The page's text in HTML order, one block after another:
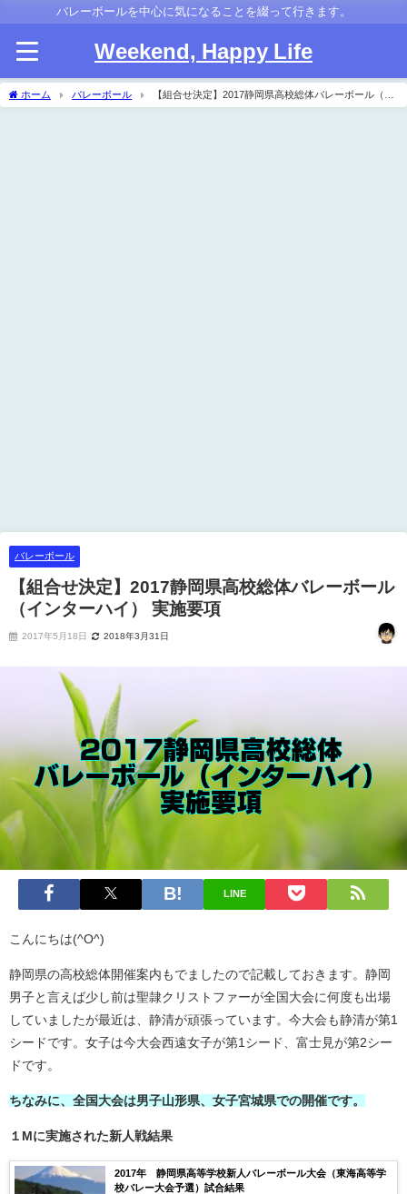
バレーボールを中心に気になることを綴って行きます。
Weekend, Happy Life
ホーム バレーボール
【組合せ決定】2017静岡県高校総体バレーボール（イ
ンターハイ） 実施要項
バレーボール
【組合せ決定】2017静岡県高校総体バレーボール
（インターハイ） 実施要項
2017年5月18日 2018年3月31日
LINE
こんにちは(^O^)
静岡県の高校総体開催案内もでましたので記載しておきます。静岡
男子と言えば少し前は聖隷クリストファーが全国大会に何度も出場
していましたが最近は、静清が頑張っています。今大会も静清が第1
シードです。女子は今大会西遠女子が第1シード、富士見が第2シー
ドです。
ちなみに、全国大会は男子山形県、女子宮城県での開催です。
１Mに実施された新人戦結果
2017年 静岡県高等学校新人バレーボール大会（東海高等学
校バレー大会予選）試合結果